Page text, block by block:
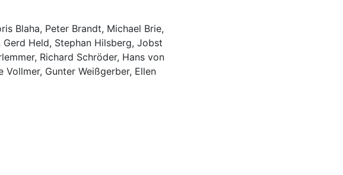
Blaha, Peter Brandt, Michael Brie,
Held, Stephan Hilsberg, Jobst
Richard Schröder, Hans von
Gunter Weißgerber, Ellen